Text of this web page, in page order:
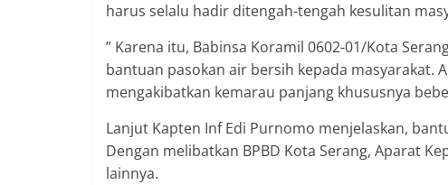
harus selalu hadir ditengah-tengah kesulitan
” Karena itu, Babinsa Koramil 0602-01/Kota
bantuan pasokan air bersih kepada masyarakat.
mengakibatkan kemarau panjang khususnya
Lanjut Kapten Inf Edi Purnomo menjelaskan,
Dengan melibatkan BPBD Kota Serang, Aparat
lainnya.